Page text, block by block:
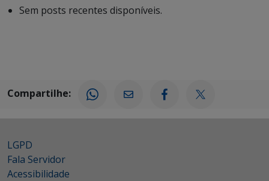
Sem posts recentes disponíveis.
Compartilhe:
LGPD
Fala Servidor
Acessibilidade